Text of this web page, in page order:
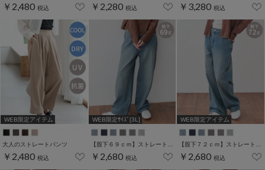
￥2,480 税込 ￥2,280 税込 ￥3,280 税込
WEB限定アイテム
大人のストレートパンツ
￥2,480 税込
WEB限定ｻｲｽﾞ[3L]
￥2,680 税込
WEB限定アイテム
￥2,680 税込